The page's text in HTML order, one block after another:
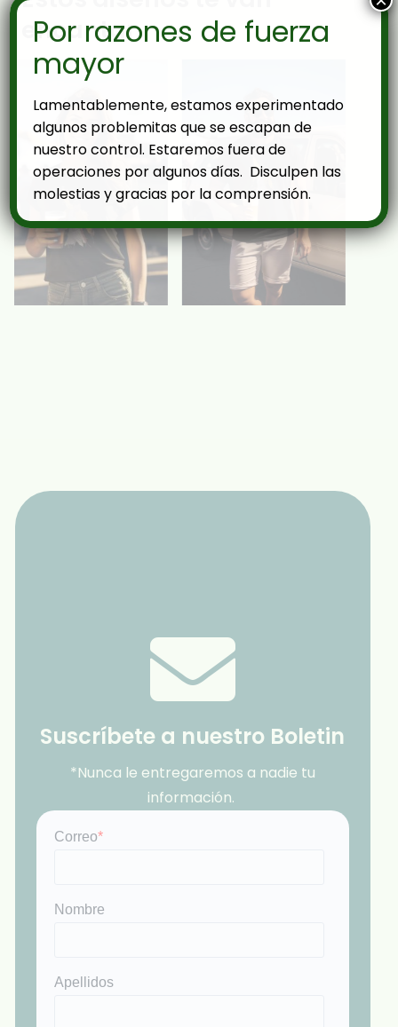
encantar
Suscríbete a nuestro Boletin
*Nunca le entregaremos a nadie tu
información.
Por razones de fuerza
mayor
Lamentablemente, estamos experimentado
algunos problemitas que se escapan de
nuestro control. Estaremos fuera de
operaciones por algunos días. Disculpen las
molestias y gracias por la comprensión.